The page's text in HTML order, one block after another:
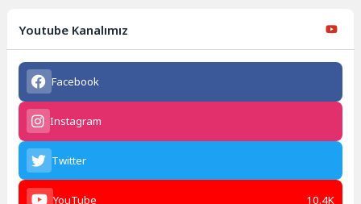
Youtube Kanalımız
Facebook
Instagram
Twitter
YouTube 10.4K